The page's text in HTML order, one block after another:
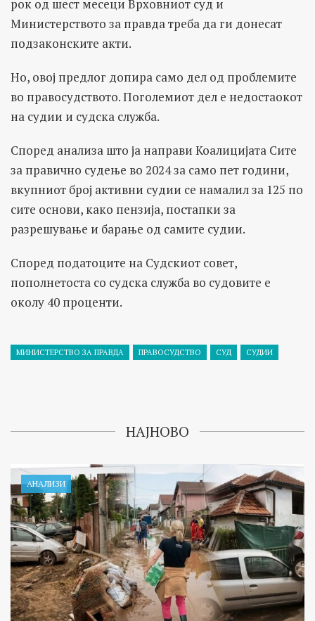
рок од шест месеци Врховниот суд и
Министерството за правда треба да ги донесат
подзаконските акти.
Но, овој предлог допира само дел од проблемите
во правосудството. Поголемиот дел е недостаокот
на судии и судска служба.
Според анализа што ја направи Коалицијата Сите
за правично судење во 2024 за само пет години,
вкупниот број активни судии се намалил за 125 по
сите основи, како пензија, постапки за
разрешување и барање од самите судии.
Според податоците на Судскиот совет,
пополнетоста со судска служба во судовите е
околу 40 проценти.
МИНИСТЕРСТВО ЗА ПРАВДА ПРАВОСУДСТВО СУД СУДИИ
НАЈНОВО
АНАЛИЗИ